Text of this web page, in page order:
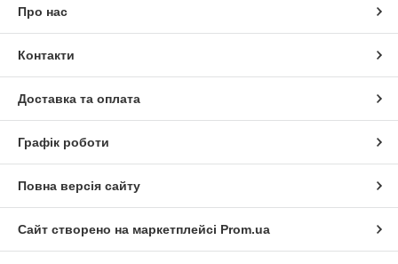
Про нас
Контакти
Доставка та оплата
Графік роботи
Повна версія сайту
Сайт створено на маркетплейсі Prom.ua